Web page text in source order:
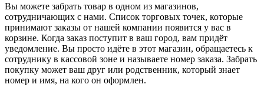
Вы можете забрать товар в одном из магазинов,
сотрудничающих с нами. Список торговых точек, которые
принимают заказы от нашей компании появится у вас в
корзине. Когда заказ поступит в ваш город, вам придёт
уведомление. Вы просто идёте в этот магазин, обращаетесь к
сотруднику в кассовой зоне и называете номер заказа. Забрать
покупку может ваш друг или родственник, который знает
номер и имя, на кого он оформлен.